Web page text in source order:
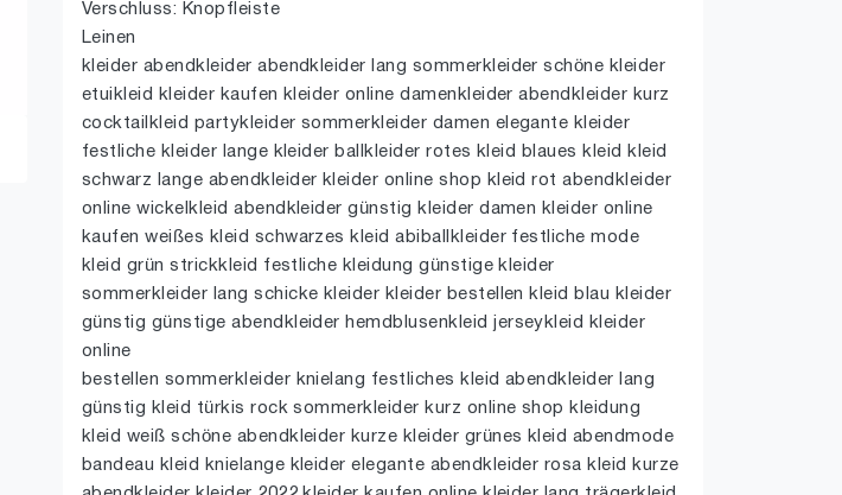
Verschluss: Knopfleiste
Leinen
kleider abendkleider abendkleider lang sommerkleider schöne kleider
etuikleid kleider kaufen kleider online damenkleider abendkleider kurz
cocktailkleid partykleider sommerkleider damen elegante kleider
festliche kleider lange kleider ballkleider rotes kleid blaues kleid kleid
schwarz lange abendkleider kleider online shop kleid rot abendkleider
online wickelkleid abendkleider günstig kleider damen kleider online
kaufen weißes kleid schwarzes kleid abiballkleider festliche mode
kleid grün strickkleid festliche kleidung günstige kleider
sommerkleider lang schicke kleider kleider bestellen kleid blau kleider
günstig günstige abendkleider hemdblusenkleid jerseykleid kleider
online
bestellen sommerkleider knielang festliches kleid abendkleider lang
günstig kleid türkis rock sommerkleider kurz online shop kleidung
kleid weiß schöne abendkleider kurze kleider grünes kleid abendmode
bandeau kleid knielange kleider elegante abendkleider rosa kleid kurze